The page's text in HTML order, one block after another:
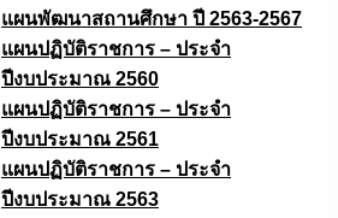
แผนพัฒนาสถานศึกษา ปี 2563-2567
แผนปฏิบัติราชการ – ประจำ
ปีงบประมาณ 2560
แผนปฏิบัติราชการ – ประจำ
ปีงบประมาณ 2561
แผนปฏิบัติราชการ – ประจำ
ปีงบประมาณ 2563